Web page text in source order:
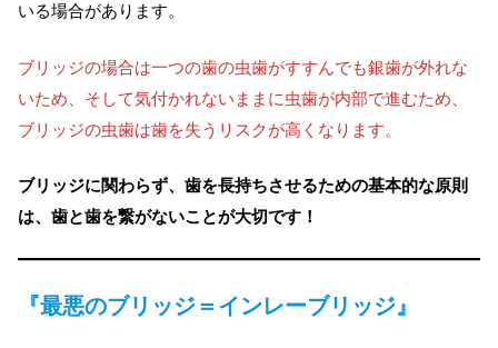
いる場合があります。
ブリッジの場合は一つの歯の虫歯がすすんでも銀歯が外れな
いため、そして気付かれないままに虫歯が内部で進むため、
ブリッジの虫歯は歯を失うリスクが高くなります。
ブリッジに関わらず、歯を長持ちさせるための基本的な原則
は、歯と歯を繋がないことが大切です！
『最悪のブリッジ＝インレーブリッジ』